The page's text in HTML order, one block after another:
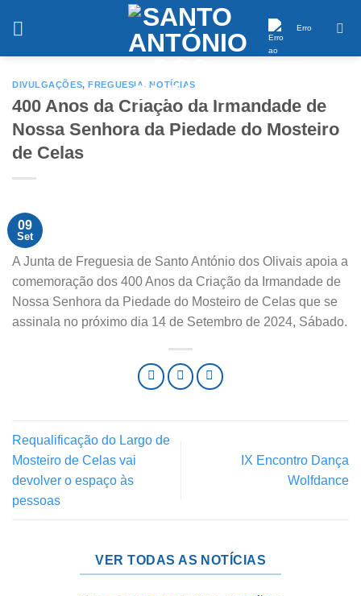
Erro
DIVULGAÇÕES,FREGUESIA,NOTÍCIAS
400 Anos da Criação da Irmandade de
Nossa Senhora da Piedade do Mosteiro
de Celas
09
Set
A Junta de Freguesia de Santo António dos Olivais apoia a
comemoração dos 400 Anos da Criação da Irmandade de
Nossa Senhora da Piedade do Mosteiro de Celas que se
assinala no próximo dia 14 de Setembro de 2024, Sábado.
Requalificação do Largo de
Mosteiro de Celas vai
devolver o espaço às
pessoas
IX Encontro Dança
Wolfdance
VER TODAS AS NOTÍCIAS